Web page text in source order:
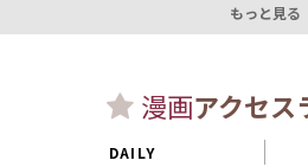
もっと見る
漫画アクセス
DAILY